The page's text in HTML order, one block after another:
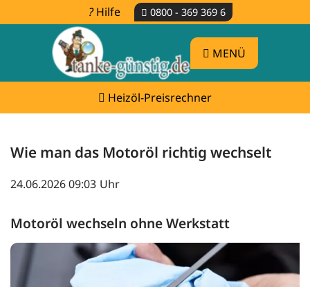
Hilfe 0800 - 369 369 6
MENÜ
Heizöl-Preisrechner
Wie man das Motoröl richtig wechselt
24.06.2026 09:03
Motoröl wechseln ohne Werkstatt